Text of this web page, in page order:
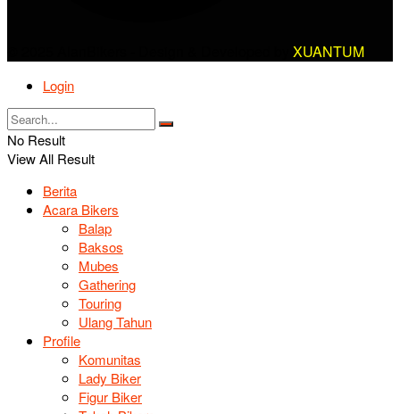
XUANTUM
Login
No Result
View All Result
Berita
Acara Bikers
Balap
Baksos
Mubes
Gathering
Touring
Ulang Tahun
Profile
Komunitas
Lady Biker
Figur Biker